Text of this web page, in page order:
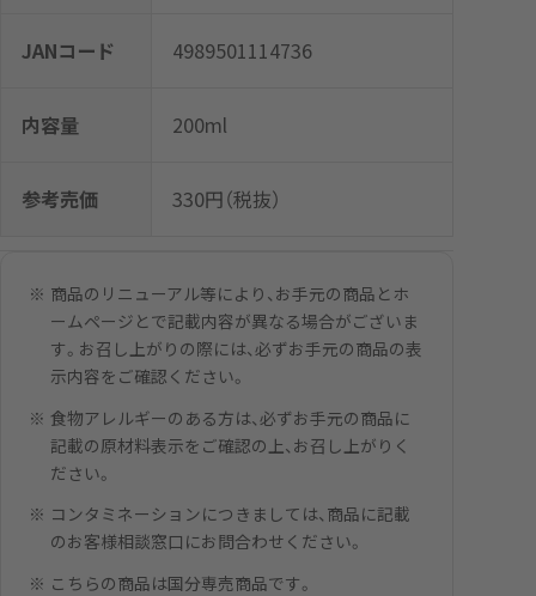
JANコード 4989501114736
内容量 200ml
参考売価 330円（税抜）
商品のリニューアル等により、お手元の商品とホ
ームページとで記載内容が異なる場合がございま
す。お召し上がりの際には、必ずお手元の商品の表
示内容をご確認ください。
食物アレルギーのある方は、必ずお手元の商品に
記載の原材料表示をご確認の上、お召し上がりく
ださい。
コンタミネーションにつきましては、商品に記載
のお客様相談窓口にお問合わせください。
こちらの商品は国分専売商品です。